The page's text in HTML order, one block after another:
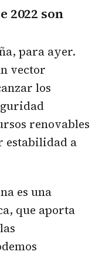
2022 son
para ayer.
vector
los
renovables
estabilidad a
es una
que aporta